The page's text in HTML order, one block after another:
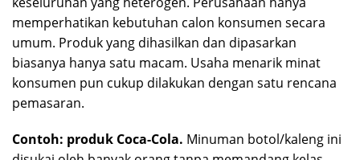
memperhatikan kebutuhan calon konsumen secara
umum. Produk yang dihasilkan dan dipasarkan
biasanya hanya satu macam. Usaha menarik minat
konsumen pun cukup dilakukan dengan satu rencana
pemasaran.
Contoh: produk Coca-Cola. Minuman botol/kaleng ini